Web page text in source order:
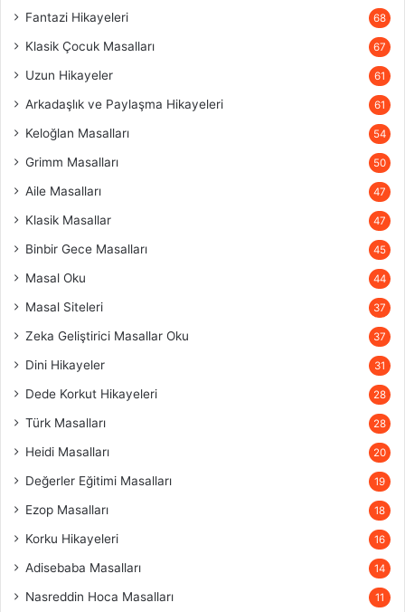
Fantazi Hikayeleri 68
Klasik Çocuk Masalları 67
Uzun Hikayeler 61
Arkadaşlık ve Paylaşma Hikayeleri 61
Keloğlan Masalları 54
Grimm Masalları 50
Aile Masalları 47
Klasik Masallar 47
Binbir Gece Masalları 45
Masal Oku 44
Masal Siteleri 37
Zeka Geliştirici Masallar Oku 37
Dini Hikayeler 31
Dede Korkut Hikayeleri 28
Türk Masalları 28
Heidi Masalları 20
Değerler Eğitimi Masalları 19
Ezop Masalları 18
Korku Hikayeleri 16
Adisebaba Masalları 14
Nasreddin Hoca Masalları 11